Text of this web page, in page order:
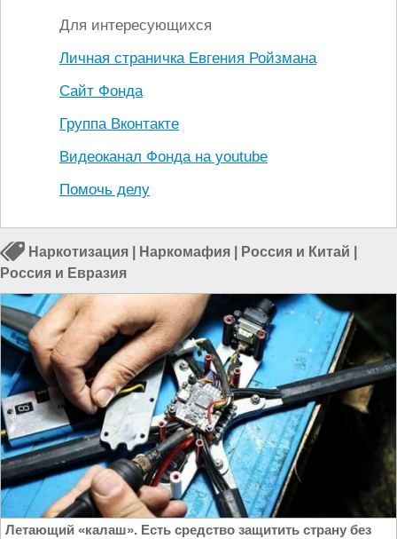
Для интересующихся
Личная страничка Евгения Ройзмана
Сайт Фонда
Группа Вконтакте
Видеоканал Фонда на youtube
Помочь делу
Наркотизация Наркомафия Россия и Китай
Россия и Евразия
Летающий «калаш». Есть средство защитить страну без